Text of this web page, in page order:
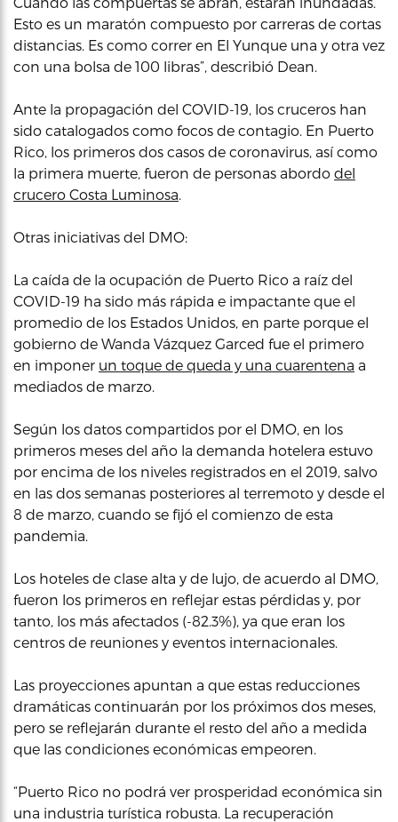
Esto es un maratón compuesto por carreras de cortas
distancias. Es como correr en El Yunque una y otra vez
con una bolsa de 100 libras”, describió Dean.
Ante la propagación del COVID-19, los cruceros han
sido catalogados como focos de contagio. En Puerto
Rico, los primeros dos casos de coronavirus, así como
la primera muerte, fueron de personas abordo del
crucero Costa Luminosa.
Otras iniciativas del DMO:
La caída de la ocupación de Puerto Rico a raíz del
COVID-19 ha sido más rápida e impactante que el
promedio de los Estados Unidos, en parte porque el
gobierno de Wanda Vázquez Garced fue el primero
en imponer un toque de queda y una cuarentena a
mediados de marzo.
Según los datos compartidos por el DMO, en los
primeros meses del año la demanda hotelera estuvo
por encima de los niveles registrados en el 2019, salvo
en las dos semanas posteriores al terremoto y desde el
8 de marzo, cuando se fijó el comienzo de esta
pandemia.
Los hoteles de clase alta y de lujo, de acuerdo al DMO,
fueron los primeros en reflejar estas pérdidas y, por
tanto, los más afectados (-82.3%), ya que eran los
centros de reuniones y eventos internacionales.
Las proyecciones apuntan a que estas reducciones
dramáticas continuarán por los próximos dos meses,
pero se reflejarán durante el resto del año a medida
que las condiciones económicas empeoren.
“Puerto Rico no podrá ver prosperidad económica sin
una industria turística robusta. La recuperación